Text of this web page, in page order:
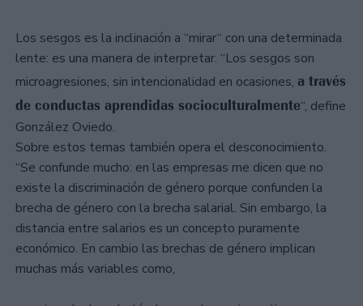
Los sesgos es la inclinación a “mirar“ con una determinada
lente: es una manera de interpretar. “Los sesgos son
microagresiones, sin intencionalidad en ocasiones, a través
de conductas aprendidas socioculturalmente“, define
González Oviedo.
Sobre estos temas también opera el desconocimiento.
“Se confunde mucho: en las empresas me dicen que no
existe la discriminación de género porque confunden la
brecha de género con la brecha salarial. Sin embargo, la
distancia entre salarios es un concepto puramente
económico. En cambio las brechas de género implican
muchas más variables como,